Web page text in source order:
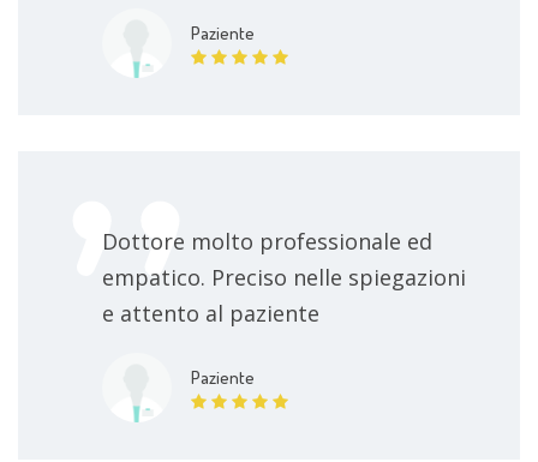
Paziente
Dottore molto professionale ed
empatico. Preciso nelle spiegazioni
e attento al paziente
Paziente